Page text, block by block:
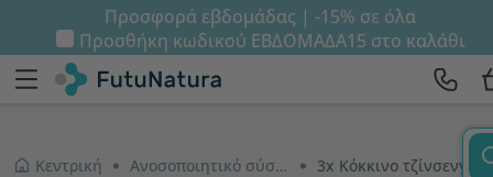
Προσφορά εβδομάδας | -15% σε όλα
Προσθήκη κωδικού ΕΒΔΟΜΑΔΑ15 στο καλάθι
Κεντρική Ανοσοποιητικό σύστημα και ενέργεια